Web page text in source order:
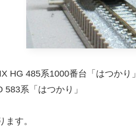
HG 485系1000番台「はつかり」
583系「はつかり」
ます。